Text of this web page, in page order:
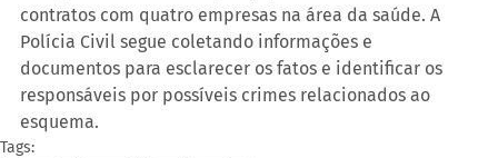
contratos com quatro empresas na área da saúde. A
Polícia Civil segue coletando informações e
documentos para esclarecer os fatos e identificar os
responsáveis por possíveis crimes relacionados ao
esquema.
Tags: